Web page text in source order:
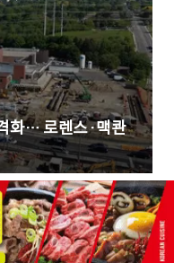
화… 로렌스·맥콴